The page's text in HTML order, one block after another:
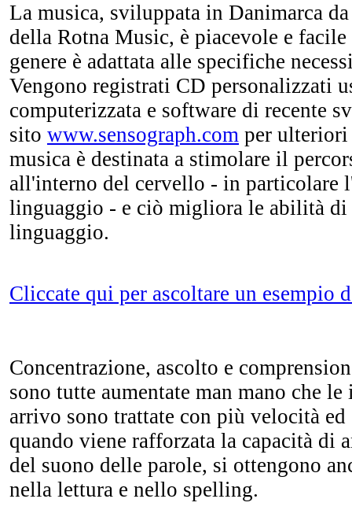
La musica, sviluppata in Danimarca
della Rotna Music, è piacevole e facile
genere è adattata alle specifiche
Vengono registrati CD personalizzati
computerizzata e software di recente
sito www.sensograph.com per
musica è destinata a stimolare il
all'interno del cervello - in particolare
linguaggio - e ciò migliora le abilità di
linguaggio.
Cliccate qui per ascoltare un esempio
Concentrazione, ascolto e
sono tutte aumentate man mano che
arrivo sono trattate con più velocità ed
quando viene rafforzata la capacità di
del suono delle parole, si ottengono
nella lettura e nello spelling.